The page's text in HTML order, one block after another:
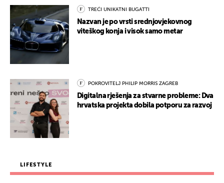
TREĆI UNIKATNI BUGATTI
Nazvan je po vrsti srednjovjekovnog
viteškog konja i visok samo metar
POKROVITELJ PHILIP MORRIS ZAGREB
Digitalna rješenja za stvarne probleme: Dva
hrvatska projekta dobila potporu za razvoj
LIFESTYLE